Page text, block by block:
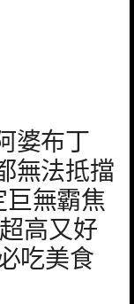
婆布丁
無法抵擋
無霸焦
高又好
吃美食